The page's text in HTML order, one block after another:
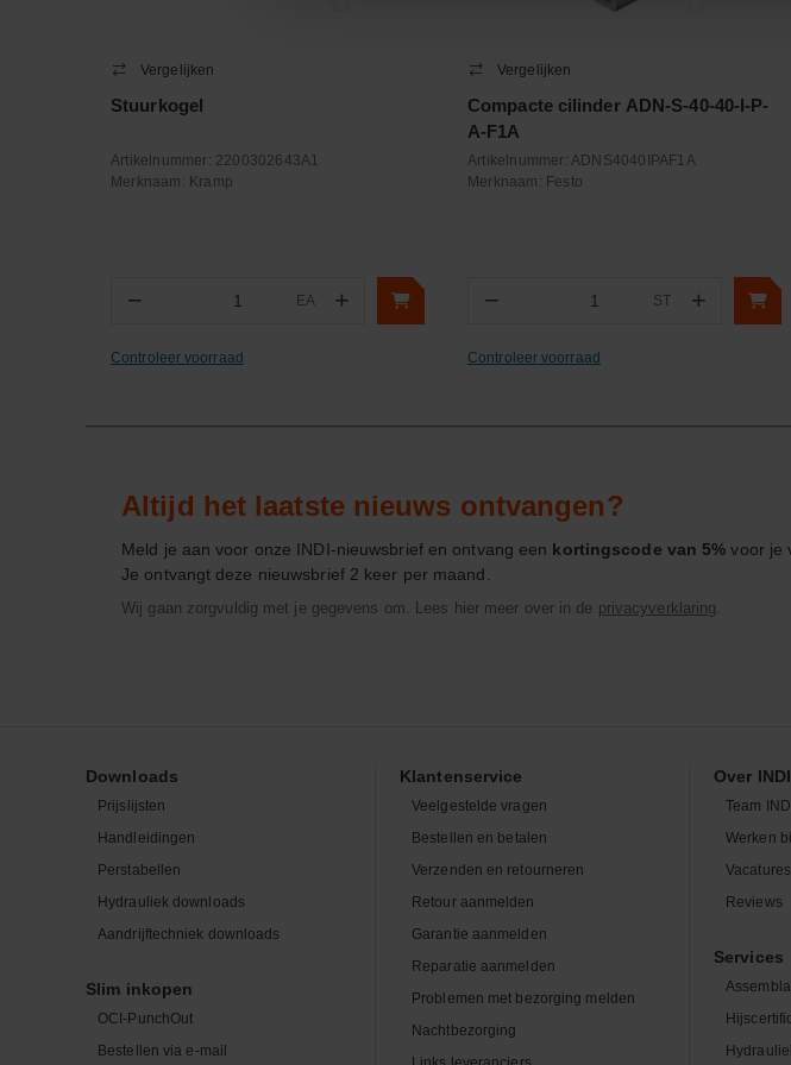
Vergelijken
Stuurkogel
Artikelnummer: 2200302643A1
Merknaam: Kramp
− EA +
Controleer voorraad
Vergelijken
Compacte cilinder ADN-S-40-40-I-P-
A-F1A
Artikelnummer: ADNS4040IPAF1A
Merknaam: Festo
− ST +
Controleer voorraad
Altijd het laatste nieuws ontvangen?
Meld je aan voor onze INDI-nieuwsbrief en ontvang een kortingscode van 5% voor je
Je ontvangt deze nieuwsbrief 2 keer per maand.
Wij gaan zorgvuldig met je gegevens om. Lees hier meer over in de privacyverklaring.
Downloads
Prijslijsten
Handleidingen
Perstabellen
Hydrauliek downloads
Aandrijftechniek downloads
Slim inkopen
OCI-PunchOut
Bestellen via e-mail
Klantenservice
Veelgestelde vragen
Bestellen en betalen
Verzenden en retourneren
Retour aanmelden
Garantie aanmelden
Reparatie aanmelden
Problemen met bezorging melden
Nachtbezorging
Over INDI
Team
Werken
Vacatures
Reviews
Services